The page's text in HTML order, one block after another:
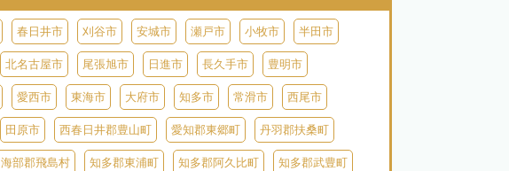
春日井市 刈谷市 安城市 瀬戸市 小牧市 半田市
北名古屋市 尾張旭市 日進市 長久手市 豊明市
愛西市 東海市 大府市 知多市 常滑市 西尾市
田原市 西春日井郡豊山町 愛知郡東郷町 丹羽郡扶桑町
海部郡飛島村 知多郡東浦町 知多郡阿久比町 知多郡武豊町